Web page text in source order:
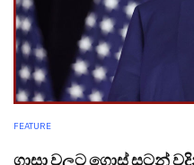
FEATURE
ගාසා වලට ගොස් සටන්